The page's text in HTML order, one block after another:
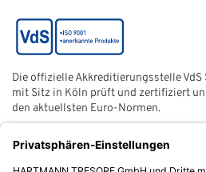
Die offizielle Akkreditierungsstelle
mit Sitz in Köln prüft und zertifiziert
den aktuellsten Euro-Normen.